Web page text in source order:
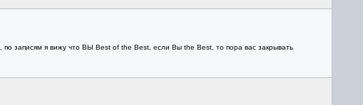
, по записям я вижу что ВЫ Best of the Best, если Вы the Best, то пора вас закрывать